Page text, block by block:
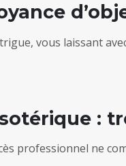
vous laissant
:
professionnel ne